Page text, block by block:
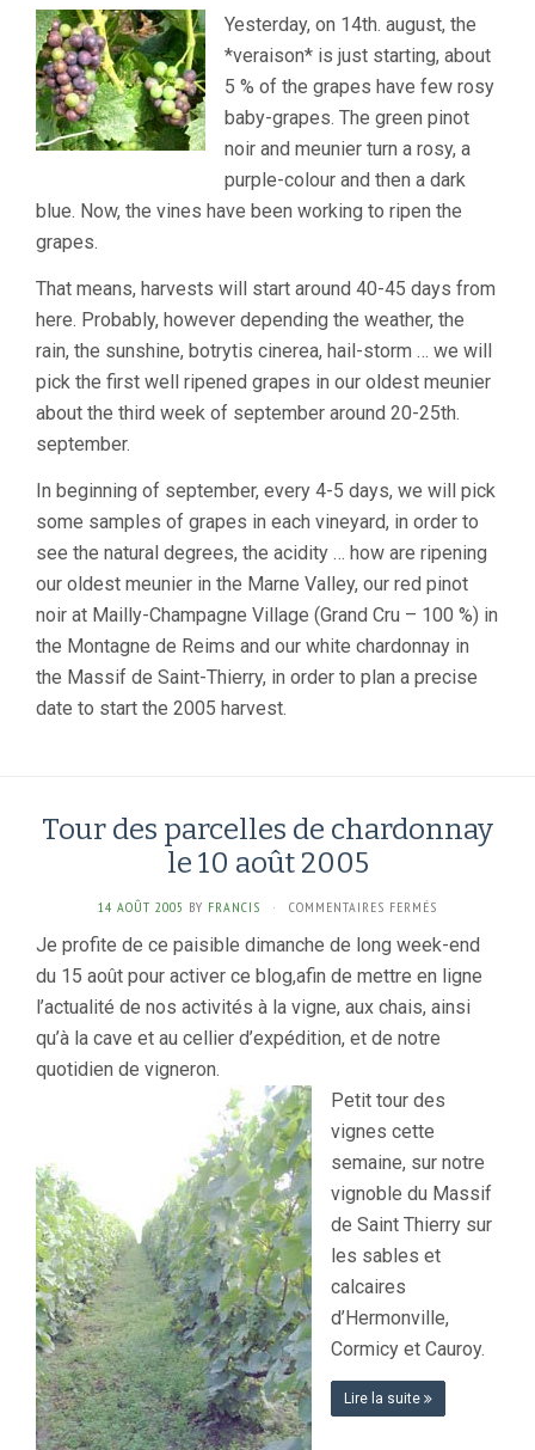
Yesterday, on 14th. august, the
*veraison* is just starting, about
5 % of the grapes have few rosy
baby-grapes. The green pinot
noir and meunier turn a rosy, a
purple-colour and then a dark
blue. Now, the vines have been working to ripen the
grapes.
That means, harvests will start around 40-45 days from
here. Probably, however depending the weather, the
rain, the sunshine, botrytis cinerea, hail-storm … we will
pick the first well ripened grapes in our oldest meunier
about the third week of september around 20-25th.
september.
In beginning of september, every 4-5 days, we will pick
some samples of grapes in each vineyard, in order to
see the natural degrees, the acidity … how are ripening
our oldest meunier in the Marne Valley, our red pinot
noir at Mailly-Champagne Village (Grand Cru – 100 %) in
the Montagne de Reims and our white chardonnay in
the Massif de Saint-Thierry, in order to plan a precise
date to start the 2005 harvest.
Tour des parcelles de chardonnay
le 10 août 2005
14 AOÛT 2005 BY FRANCIS · COMMENTAIRES FERMÉS
DES
PARCELLES
DE
CHARDONNAY
LE
2005
Je profite de ce paisible dimanche de long week-end
du 15 août pour activer ce blog,afin de mettre en ligne
l’actualité de nos activités à la vigne, aux chais, ainsi
qu’à la cave et au cellier d’expédition, et de notre
quotidien de vigneron.
Petit tour des
vignes cette
semaine, sur notre
vignoble du Massif
de Saint Thierry sur
les sables et
calcaires
d’Hermonville,
Cormicy et Cauroy.
Lire la suite